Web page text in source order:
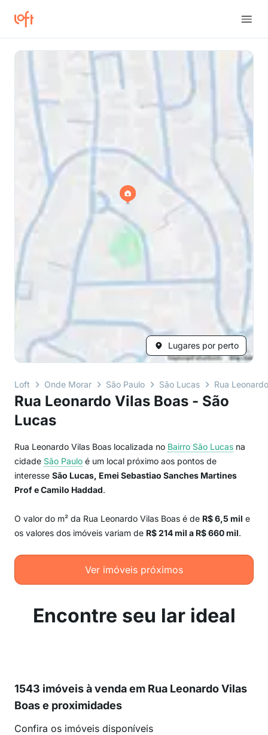
Lugares por perto
Loft Onde Morar São Paulo São Lucas Rua
Rua Leonardo Vilas Boas - São
Lucas
Rua Leonardo Vilas Boas localizada no Bairro São Lucas na
cidade São Paulo é um local próximo aos pontos de
interesse São Lucas, Emei Sebastiao Sanches Martines
Prof e Camilo Haddad.
O valor do m² da Rua Leonardo Vilas Boas é de R$ 6,5 mil e
os valores dos imóveis variam de R$ 214 mil a R$ 660 mil.
Ver imóveis próximos
Encontre seu lar ideal
1543 imóveis à venda em Rua Leonardo Vilas
Boas e proximidades
Confira os imóveis disponíveis